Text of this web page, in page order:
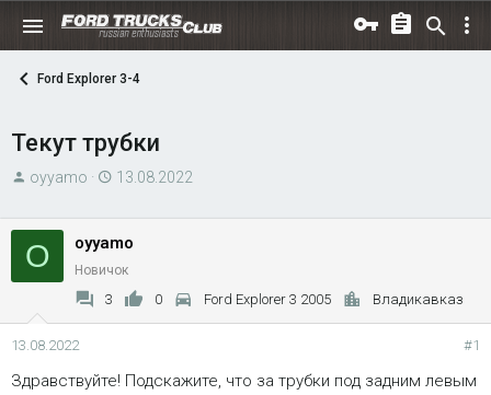
Ford Explorer 3-4
Текут трубки
А
т
о
р
е
м
oyyamo
Д
т
а
н
ч
13.08.2022
O oyyamo
Новичок
3 0 Ford Explorer 3 2005 Владикавказ
13.08.2022 #1
Здравствуйте! Подскажите, что за трубки под задним левым